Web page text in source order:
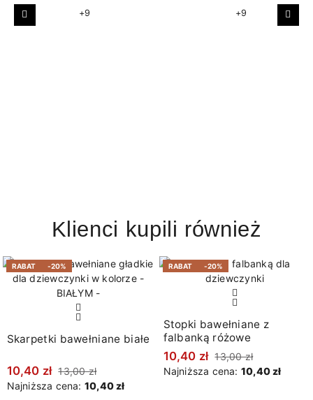
+9 +9
Poprzedni
Klienci kupili również
RABAT -20%
Skarpetki bawełniane białe
10,40 zł 13,00 zł
Najniższa cena: 10,40 zł
RABAT -20%
Stopki bawełniane z
falbanką różowe
10,40 zł 13,00 zł
Najniższa cena: 10,40 zł